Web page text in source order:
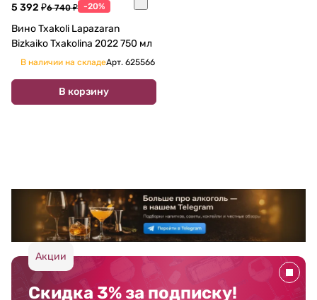
5 392 ₽6 740 ₽ -20%
Вино Txakoli Lapazaran
Bizkaiko Txakolina 2022 750 мл
В наличии на складеАрт. 625566
В корзину
Акции
Скидка 3% за подписку!